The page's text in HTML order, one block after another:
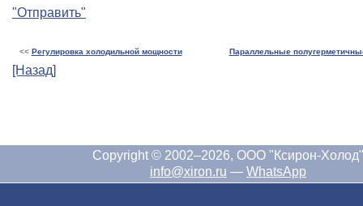
"Отправить"
<< Регулировка холодильной мощности Параллельные
[Назад]
Copyright © 2002–2026, ООО "Ксирон-Холод"
info@xiron.ru — WhatsApp